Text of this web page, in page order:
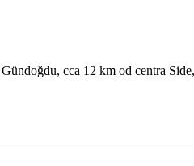
cca 12 km od centra